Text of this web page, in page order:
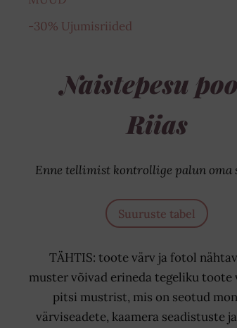
-30% Ujumisriided
Naistepesu
Riias
Enne tellimist kontrollige palun oma
Suuruste tabel
TÄHTIS: toote värv ja fotol
muster võivad erineda tegeliku toote
pitsi mustrist, mis on seotud
värviseadete, kaamera seadistuste